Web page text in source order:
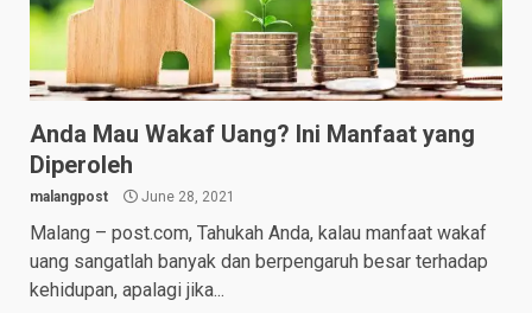
Anda Mau Wakaf Uang? Ini Manfaat yang
Diperoleh
malangpost June 28, 2021
Malang – post.com, Tahukah Anda, kalau manfaat wakaf
uang sangatlah banyak dan berpengaruh besar terhadap
kehidupan, apalagi jika...